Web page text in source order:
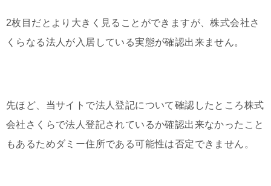
2枚目だとより大きく見ることができますが、株式会社さ
くらなる法人が入居している実態が確認出来ません。
先ほど、当サイトで法人登記について確認したところ株式
会社さくらで法人登記されているか確認出来なかったこと
もあるためダミー住所である可能性は否定できません。